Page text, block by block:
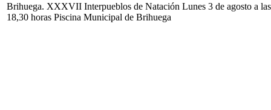
Brihuega. XXXVII Interpueblos de Natación Lunes 3 de agosto a las
18,30 horas Piscina Municipal de Brihuega